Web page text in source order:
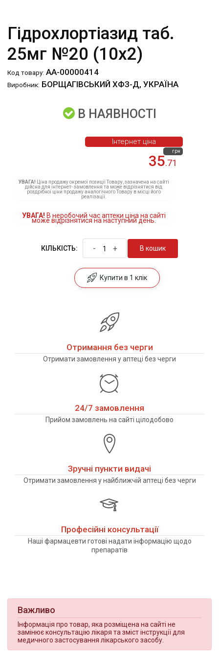
Гідрохлортіазид таб.
25мг №20 (10х2)
Код товару: АА-00000414
Виробник: БОРЩАГІВСЬКИЙ ХФЗ-Д, УКРАЇНА
В НАЯВНОСТІ
35.71
грн
Інтернет ціна
УВАГА! Ціна продажу окремої позиції Товару, зазначена на сайті
дійсна для інтернет- замовлення та може відрізнятися від
роздрібної ціни продажу аналогічного Товару в місці його
реалізації.
УВАГА! В неробочий час аптеки ціна на сайті
може відрізнятися на наступний день.
КІЛЬКІСТЬ: - + В кошик
Купити в 1 клік
Отримання без черги
Отримати замовлення у аптеці без черги
24/7 замовлення
Прийом замовлень на сайті цілодобово
Зручні пункти видачі
Отримати замовлення у найближчій аптеці без черги
Професійні консультації
Наші фармацевти готові надати інформацію щодо
препаратів
Важливо
Інформація про товар, яка розміщена на сайті не
замінює консультацію лікаря та зміст інструкції для
медичного застосування лікарського засобу.